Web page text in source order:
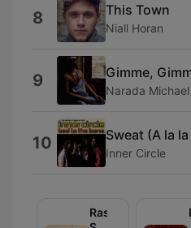
8 This Town
Niall Horan
9 Gimme,
Narada
10 Sweat (A la
Inner Circle
Rasmus